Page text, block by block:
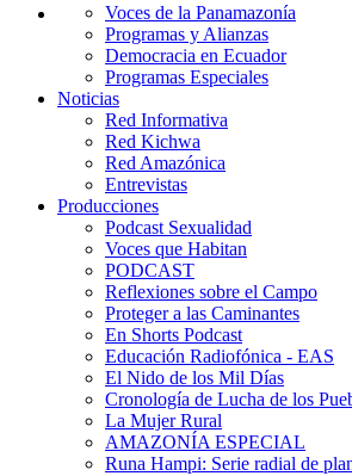
Voces de la Panamazonía
Programas y Alianzas
Democracia en Ecuador
Programas Especiales
Noticias
Red Informativa
Red Kichwa
Red Amazónica
Entrevistas
Producciones
Podcast Sexualidad
Voces que Habitan
PODCAST
Reflexiones sobre el Campo
Proteger a las Caminantes
En Shorts Podcast
Educación Radiofónica - EAS
El Nido de los Mil Días
Cronología de Lucha de los
La Mujer Rural
AMAZONÍA ESPECIAL
Runa Hampi: Serie radial de